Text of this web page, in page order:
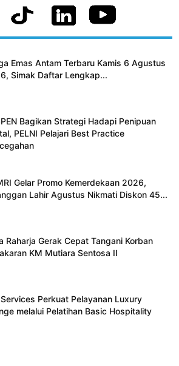
Emas Antam Terbaru Kamis 6 Agustus
Simak Daftar Lengkap...
Bagikan Strategi Hadapi Penipuan
PELNI Pelajari Best Practice
Gelar Promo Kemerdekaan 2026,
Lahir Agustus Nikmati Diskon 45...
Raharja Gerak Cepat Tangani Korban
KM Mutiara Sentosa II
Perkuat Pelayanan Luxury
melalui Pelatihan Basic Hospitality